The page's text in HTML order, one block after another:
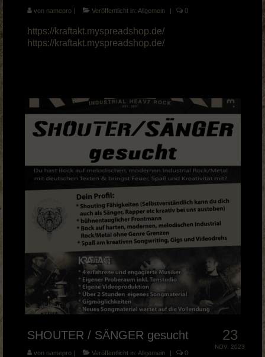
von namepro | Veröffentlicht in: Allgemein | 0
https://kraftakt.myspreadshop.de/
https://kraftakt.myspreadshop.de/
23
NOV. 2023
SHOUTER / SÄNGER gesucht
von namepro | Veröffentlicht in: Allgemein | 0